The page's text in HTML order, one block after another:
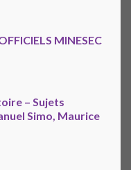
MINESEC
– Sujets
Simo, Maurice